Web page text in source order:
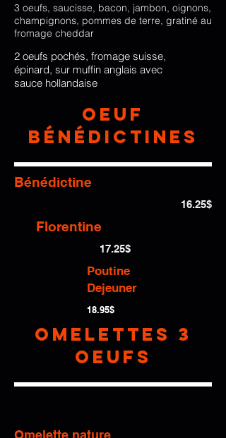
3 oeufs, saucisse, bacon, jambon, oignons,
champignons, pommes de terre, gratiné au
fromage cheddar
2 oeufs pochés, fromage suisse,
épinard, sur muffin anglais avec
sauce hollandaise
Oeuf
bénédictines
Bénédictine
16.25$
Florentine
17.25$
Poutine
Dejeuner
18.95$
Omelettes 3
oeufs
Omelette nature